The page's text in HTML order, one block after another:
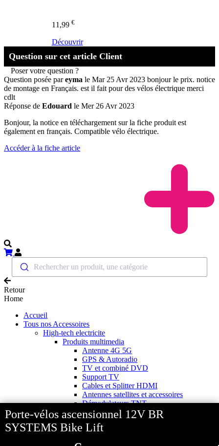
11,99 €
Découvrir
Question sur cet article Client
Poser votre question ?
Question posée pareyma le Mar 25 Avr 2023 bonjour le prix. notice
de montage en Français. est il fait pour des vélos électrique merci
cdlt
Réponse de Edouard le Mer 26 Avr 2023
Bonjour, la notice en téléchargement sur la fiche produit est
également en français. Compatible vélo électrique.
Accéder à la fiche article
Porte-vélos ascensionnel 12V BR
SYSTEMS Bike Lift
Rechercher un produit, une catégorie
Retour
Home
Accueil
Tous nos Accessoires
High-tech electricite
Produits multimedia
Antenne 4G 5G
GPS & Autoradio
TV et combiné DVD
Support TV
Cables et Splitter HDMI
Antennes satellites et accessoires
Démodulateurs TNT
Pointeurs antennes satellites
Antennes hertziennes
Mât d'antenne et accessoires